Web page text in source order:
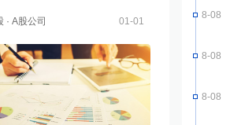
· A股公司 01-01
8-08
8-08
8-08